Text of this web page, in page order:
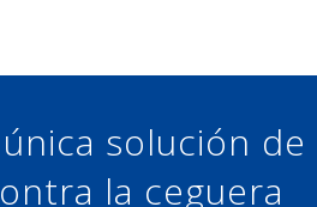
solución de
la ceguera